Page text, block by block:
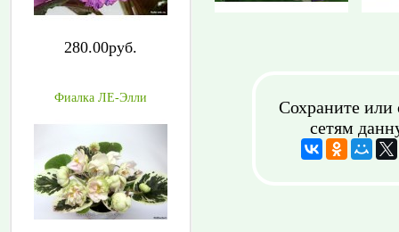
280.00руб.
Фиалка ЛЕ-Элли
Сохраните или
сетям